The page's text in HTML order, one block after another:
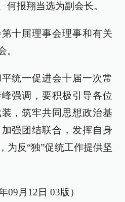
何报翔当选为副会长。
十届理事会理事和有关
。
统一促进会十届一次常
强调，要积极引导各位
，筑牢共同思想政治基
强团结联合，发挥自身
为反“独”促统工作提供坚
09月12日 03版）